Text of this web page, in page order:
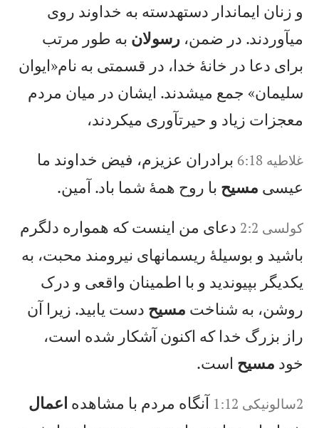
و زنان ايماندار دستهدسته به خداوند روی
میآوردند. در ضمن،رسولان به طور مرتب
برای دعا در خانهٔ خدا، در قسمتی به نام«ايوان
سليمان» جمع میشدند. ايشان در ميان مردم
معجزات زياد و حيرتآوری میكردند،
غلاطيه 6:18
برادران عزيزم، فيض خداوند ما
عيسی مسيح با روح همهٔ شما باد. آمين.
کولسی 2:2
دعای من اينست كه همواره دلگرم
باشيد و بوسيلهٔ ريسمانهای نيرومند محبت، به
يكديگر بپيونديد و با اطمينان واقعی و درک
روشن، به شناخت مسيح دست يابيد. زيرا آن
راز بزرگ خدا كه اكنون آشكار شده است،
خود مسيح است.
2سالونيکی 1:12 آنگاه مردم با مشاهده اعمال